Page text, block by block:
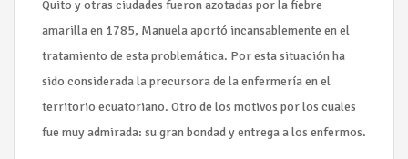
Quito y otras ciudades fueron azotadas por la fiebre
amarilla en 1785, Manuela aportó incansablemente en el
tratamiento de esta problemática. Por esta situación ha
sido considerada la precursora de la enfermería en el
territorio ecuatoriano. Otro de los motivos por los cuales
fue muy admirada: su gran bondad y entrega a los enfermos.